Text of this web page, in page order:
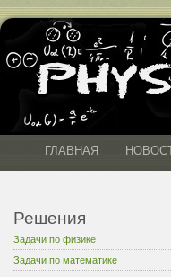
ГЛАВНАЯ
Решения
Задачи по физике
Задачи по математике